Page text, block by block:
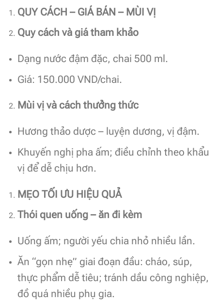
QUY CÁCH – GIÁ BÁN – MÙI VỊ
Quy cách và giá tham khảo
Dạng nước đậm đặc, chai 500 ml.
Giá: 150.000 VND/chai.
Mùi vị và cách thưởng thức
Hương thảo dược – luyện dương, vị đậm.
Khuyến nghị pha ấm; điều chỉnh theo khẩu
vị để dễ chịu hơn.
MẸO TỐI ƯU HIỆU QUẢ
Thói quen uống – ăn đi kèm
Uống ấm; người yếu chia nhỏ nhiều lần.
Ăn “gọn nhẹ” giai đoạn đầu: cháo, súp,
thực phẩm dễ tiêu; tránh dầu công nghiệp,
đồ quá nhiều phụ gia.